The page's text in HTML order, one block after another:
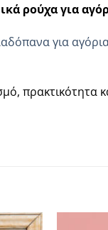
ρούχα για
για
πρακτικότητα